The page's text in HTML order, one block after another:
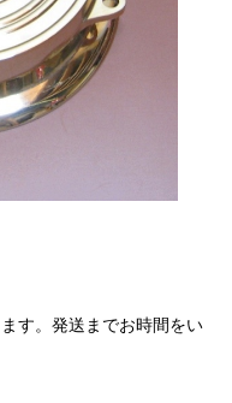
す。発送までお時間をい